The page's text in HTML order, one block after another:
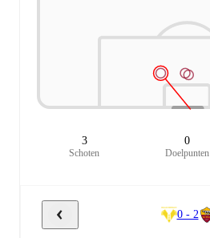
3
Schoten
0
Doelpunten
0 - 2